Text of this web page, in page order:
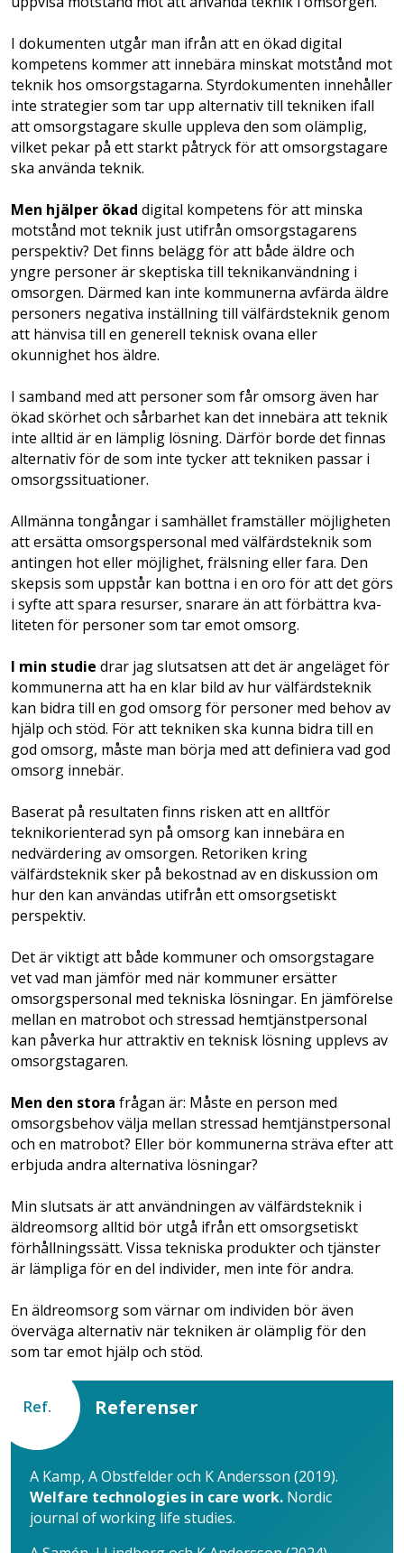
I dokumenten utgår man ifrån att en ökad digital
kompetens kommer att innebära minskat motstånd mot
teknik hos omsorgstagarna. Styrdokumenten innehåller
inte strategier som tar upp alternativ till tekniken ifall
att omsorgstagare skulle uppleva den som olämplig,
vilket pekar på ett starkt påtryck för att omsorgstagare
ska an­vända teknik.
Men hjälper ökad digital kompetens för att minska
motstånd mot teknik just utifrån omsorgstagarens
perspektiv? Det finns belägg för att både äldre och
yngre personer är skeptiska till teknikanvändning i
omsorgen. Därmed kan inte kommunerna avfärda äldre
personers negativa inställning till välfärdsteknik genom
att hänvisa till en generell teknisk ovana eller
okunnighet hos äldre.
I samband med att personer som får omsorg även har
ökad skörhet och sårbarhet kan det innebära att teknik
inte alltid är en lämplig lösning. Därför borde det finnas
alternativ för de som inte tycker att tekniken passar i
omsorgssituationer.
Allmänna tongångar i samhället framställer möjligheten
att ersätta omsorgspersonal med välfärdsteknik som
antingen hot eller möjlig­het, frälsning eller fara. Den
skepsis som uppstår kan bottna i en oro för att det görs
i syfte att spara resurser, snarare än att förbättra ­kva­
liteten för personer som tar emot omsorg.
I min studie drar jag slutsatsen att det är angeläget för
kommunerna att ha en klar bild av hur välfärdsteknik
kan bidra till en god omsorg för personer med behov av
hjälp och stöd. För att tekniken ska kunna bidra till en
god omsorg, måste man börja med att definiera vad god
omsorg innebär.
Baserat på resultaten finns risken att en alltför
teknikorienterad syn på omsorg kan innebära en
nedvärdering av omsorgen. Retoriken kring
välfärdsteknik sker på bekostnad av en diskussion om
hur den kan användas utifrån ett omsorgsetiskt
perspektiv.
Det är viktigt att både kommuner och omsorgstagare
vet vad man jämför med när kommuner ersätter
omsorgspersonal med tekniska lösningar. En jämförelse
mellan en matrobot och stressad hemtjänstpersonal
kan påverka hur attraktiv en teknisk lösning upplevs av
omsorgstagaren.
Men den stora frågan är: Måste en person med
omsorgsbehov välja mellan stressad hemtjänstpersonal
och en matrobot? Eller bör kommunerna sträva efter att
erbjuda andra alternativa lösningar?
Min slutsats är att användningen av välfärdsteknik i
äldreomsorg alltid bör utgå ifrån ett omsorgsetiskt
förhållningssätt. Vissa tekniska produkter och tjänster
är lämpliga för en del individer, men inte för andra.
En äldreomsorg som värnar om individen bör även
överväga alternativ när tekniken är olämplig för den
som tar emot hjälp och stöd.
Ref. Referenser
A Kamp, A Obstfelder och ­K Andersson (2019).
Welfare ­technologies in care work. Nordic
journal of working life studies.